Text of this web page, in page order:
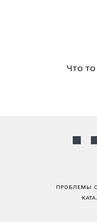
Что то
ПРОБЛЕМЫ